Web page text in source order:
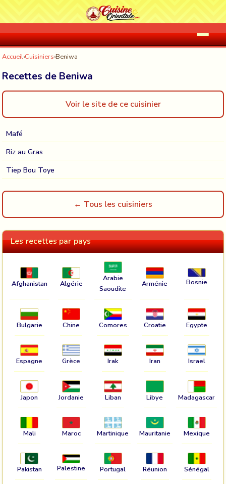
Accueil›Cuisiniers›Beniwa
Recettes de Beniwa
Voir le site de ce cuisinier
Mafé
Riz au Gras
Tiep Bou Toye
← Tous les cuisiniers
Les recettes par pays
Afghanistan Algérie
Arabie
Saoudite
Arménie Bosnie
Bulgarie Chine Comores Croatie Egypte
Espagne Grèce Irak Iran Israel
Japon Jordanie Liban Libye Madagascar
Mali Maroc Martinique Mauritanie Mexique
Pakistan Palestine Portugal Réunion Sénégal